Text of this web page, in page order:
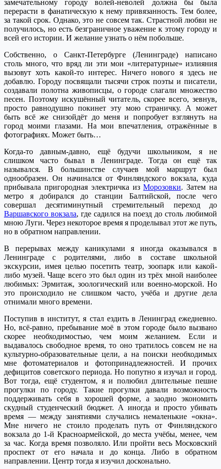
замечательному городу волей-неволей должна бы была
перерасти в фанатическую к нему привязанность. Тем более,
за такой срок. Однако, это не совсем так. Страстной любви не
получилось, но есть безграничное уважение к этому городу и
всей его истории. И желание узнать о нём побольше.
Собственно, о Санкт-Петербурге (Ленинграде) написано
столь много, что вряд ли эти мои «литературные» излияния
вызовут хоть какой-то интерес. Ничего нового я здесь не
добавлю. Городу посвящали тысячи строк поэты и писатели,
создавали полотна живописцы, о городе слагали множество
песен. Поэтому искушённый читатель, скорее всего, зевнув,
просто равнодушно покинет эту мою страничку. А может
быть всё же снизойдёт до меня и попробует взглянуть на
город моими глазами. На мои впечатления, отражённые в
фотографиях. Может быть…
Когда-то давным-давно, ещё будучи школьником, я не
слишком часто бывал в Ленинграде. Тогда он ещё так
назывался. В большинстве случаев мой маршрут был
однообразен. Он начинался от Финляндского вокзала, куда
прибывала пригородная электричка изМорозовки. Затем на
метро я добирался до станции Балтийской, после чего
совершал десятиминутный стремительный переход до
Варшавского вокзала, где садился на поезд до столь любимой
мною Луги. Через некоторое время я проделывал этот же путь,
но в обратном направлении.
В перерывах между каникулами я иногда оказывался в
Ленинграде с родителями, либо в составе школьной
экскурсии, имея целью посетить театр, зоопарк или какой-
либо музей. Чаще всего это был один из трёх мной наиболее
любимых: Эрмитаж, зоологический или военно-морской. Но
это происходило не слишком часто, учёба и другие дела
отнимали много времени.
Поступив в институт, я стал ездить в Ленинград ежедневно.
Но, всё-равно, пребывание моё в этом городе было вызвано
скорее необходимостью, чем моим желанием. Если и
выдавалось свободное время, то оно тратилось совсем не на
культурно-образовательные цели, а на поиски необходимых
мне фотоматериалов и фотопринадлежностей. И прочих
дефицитов советского периода. Но попутно я изучал и город.
Вот тогда, ещё студентом, я и полюбил длительные пешие
прогулки по городу. Такие прогулки давали возможность
поддерживать себя в хорошей форме, а заодно экономить
скудный студенческий бюджет. А иногда и просто убивать
время — между занятиями случались немаленькие «окна».
Мне ничего не стоило проделать путь от Финляндского
вокзала до 1-й Красноармейской, до места учёбы, менее, чем
за час. Когда время позволяло. Или пройти весь Московский
проспект от его начала и до конца. Либо в обратном
направлении. Центр тогда я изучил досконально.